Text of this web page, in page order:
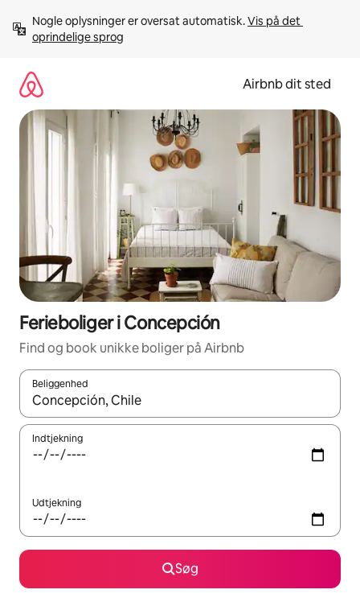
videre
Nogle oplysninger er oversat automatisk. Vis på det
oprindelige sprog
Airbnb dit sted
Ferieboliger i Concepción
Find og book unikke boliger på Airbnb
Beliggenhed
Når resultaterne er tilgængelige, skal du navigere med
Indtjekning
Udtjekning
Søg